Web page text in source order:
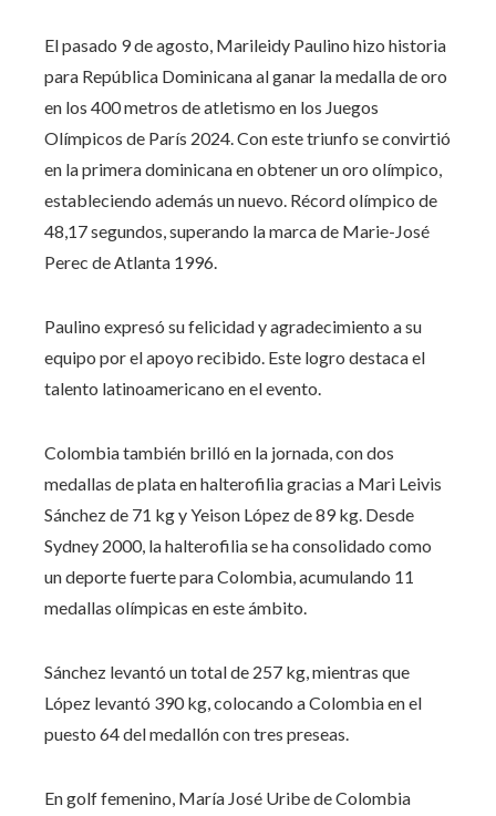
El pasado 9 de agosto, Marileidy Paulino hizo historia
para República Dominicana al ganar la medalla de oro
en los 400 metros de atletismo en los Juegos
Olímpicos de París 2024. Con este triunfo se convirtió
en la primera dominicana en obtener un oro olímpico,
estableciendo además un nuevo. Récord olímpico de
48,17 segundos, superando la marca de Marie-José
Perec de Atlanta 1996.
Paulino expresó su felicidad y agradecimiento a su
equipo por el apoyo recibido. Este logro destaca el
talento latinoamericano en el evento.
Colombia también brilló en la jornada, con dos
medallas de plata en halterofilia gracias a Mari Leivis
Sánchez de 71 kg y Yeison López de 89 kg. Desde
Sydney 2000, la halterofilia se ha consolidado como
un deporte fuerte para Colombia, acumulando 11
medallas olímpicas en este ámbito.
Sánchez levantó un total de 257 kg, mientras que
López levantó 390 kg, colocando a Colombia en el
puesto 64 del medallón con tres preseas.
En golf femenino, María José Uribe de Colombia